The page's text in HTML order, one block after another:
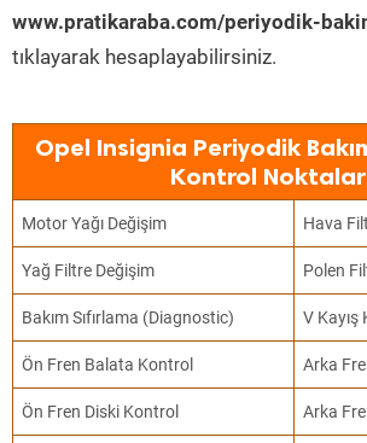
www.pratikaraba.com/periyodik-
tıklayarak hesaplayabilirsiniz.
Opel Insignia Periyodik
Kontrol
Motor Yağı Değişim Hava
Yağ Filtre Değişim Polen
Bakım Sıfırlama (Diagnostic) V Kayış
Ön Fren Balata Kontrol Arka
Ön Fren Diski Kontrol Arka